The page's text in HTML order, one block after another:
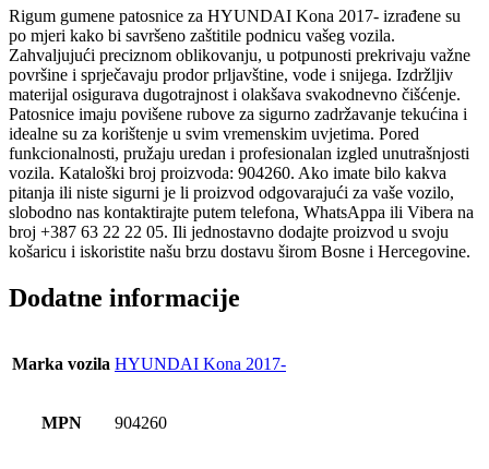
Rigum gumene patosnice za HYUNDAI Kona 2017- izrađene su
po mjeri kako bi savršeno zaštitile podnicu vašeg vozila.
Zahvaljujući preciznom oblikovanju, u potpunosti prekrivaju važne
površine i sprječavaju prodor prljavštine, vode i snijega. Izdržljiv
materijal osigurava dugotrajnost i olakšava svakodnevno čišćenje.
Patosnice imaju povišene rubove za sigurno zadržavanje tekućina i
idealne su za korištenje u svim vremenskim uvjetima. Pored
funkcionalnosti, pružaju uredan i profesionalan izgled unutrašnjosti
vozila. Kataloški broj proizvoda: 904260. Ako imate bilo kakva
pitanja ili niste sigurni je li proizvod odgovarajući za vaše vozilo,
slobodno nas kontaktirajte putem telefona, WhatsAppa ili Vibera na
broj +387 63 22 22 05. Ili jednostavno dodajte proizvod u svoju
košaricu i iskoristite našu brzu dostavu širom Bosne i Hercegovine.
Dodatne informacije
Marka vozila HYUNDAI Kona 2017-
MPN 904260